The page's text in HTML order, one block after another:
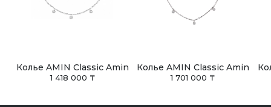
Колье AMIN Classic Amin
1 418 000 ₸
Колье AMIN Classic Amin
1 701 000 ₸